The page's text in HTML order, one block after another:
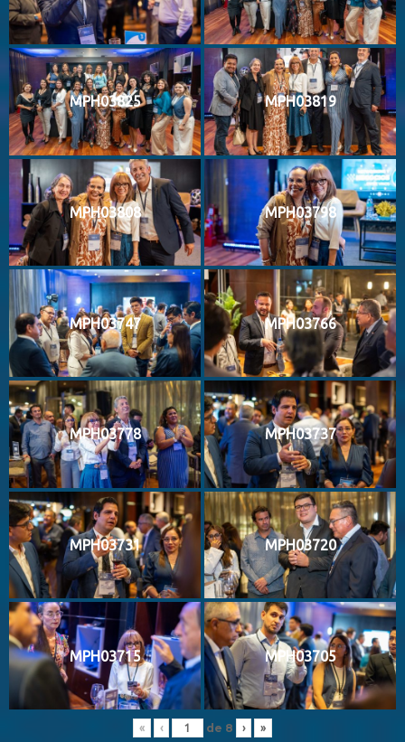
MPH03825 MPH03819
MPH03808 MPH03798
MPH03747 MPH03766
MPH03778 MPH03737
MPH03731 MPH03720
MPH03715 MPH03705
« ‹ de 8 › »